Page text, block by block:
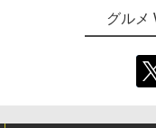
グルメ